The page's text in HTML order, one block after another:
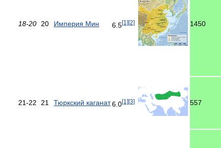
18-20 20 Империя Мин 6.5[1][2] 1450
21-22 21 Тюркский каганат6.0[1][3] 557